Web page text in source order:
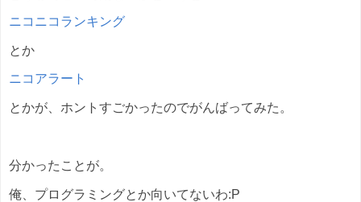
ニコニコランキング
とか
ニコアラート
とかが、ホントすごかったのでがんばってみた。
分かったことが。
俺、プログラミングとか向いてないわ:P